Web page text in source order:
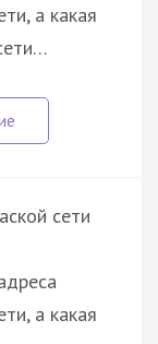
а какая
сети
а какая